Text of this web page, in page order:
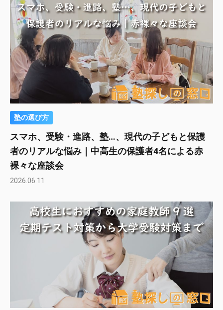
塾の選び方
スマホ、受験・進路、塾…、現代の子どもと保護
者のリアルな悩み｜中高生の保護者4名による赤
裸々な座談会
2026.06.11